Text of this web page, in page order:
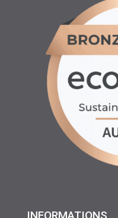
INFORMATIONS